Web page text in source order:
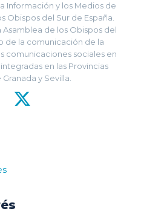
Información y los Medios de
Obispos del Sur de España.
Asamblea de los Obispos del
de la comunicación de la
comunicaciones sociales en
en las Provincias
y Sevilla.